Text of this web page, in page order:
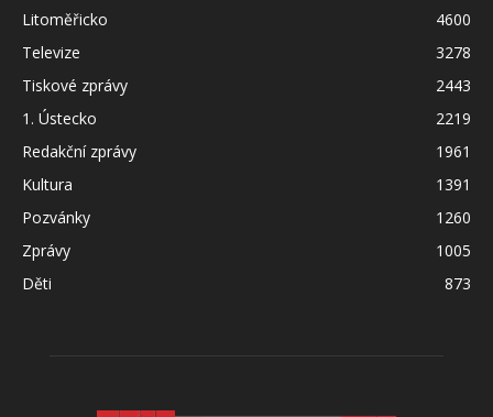
Litoměřicko
4600
Televize
3278
Tiskové zprávy
2443
1. Ústecko
2219
Redakční zprávy
1961
Kultura
1391
Pozvánky
1260
Zprávy
1005
Děti
873